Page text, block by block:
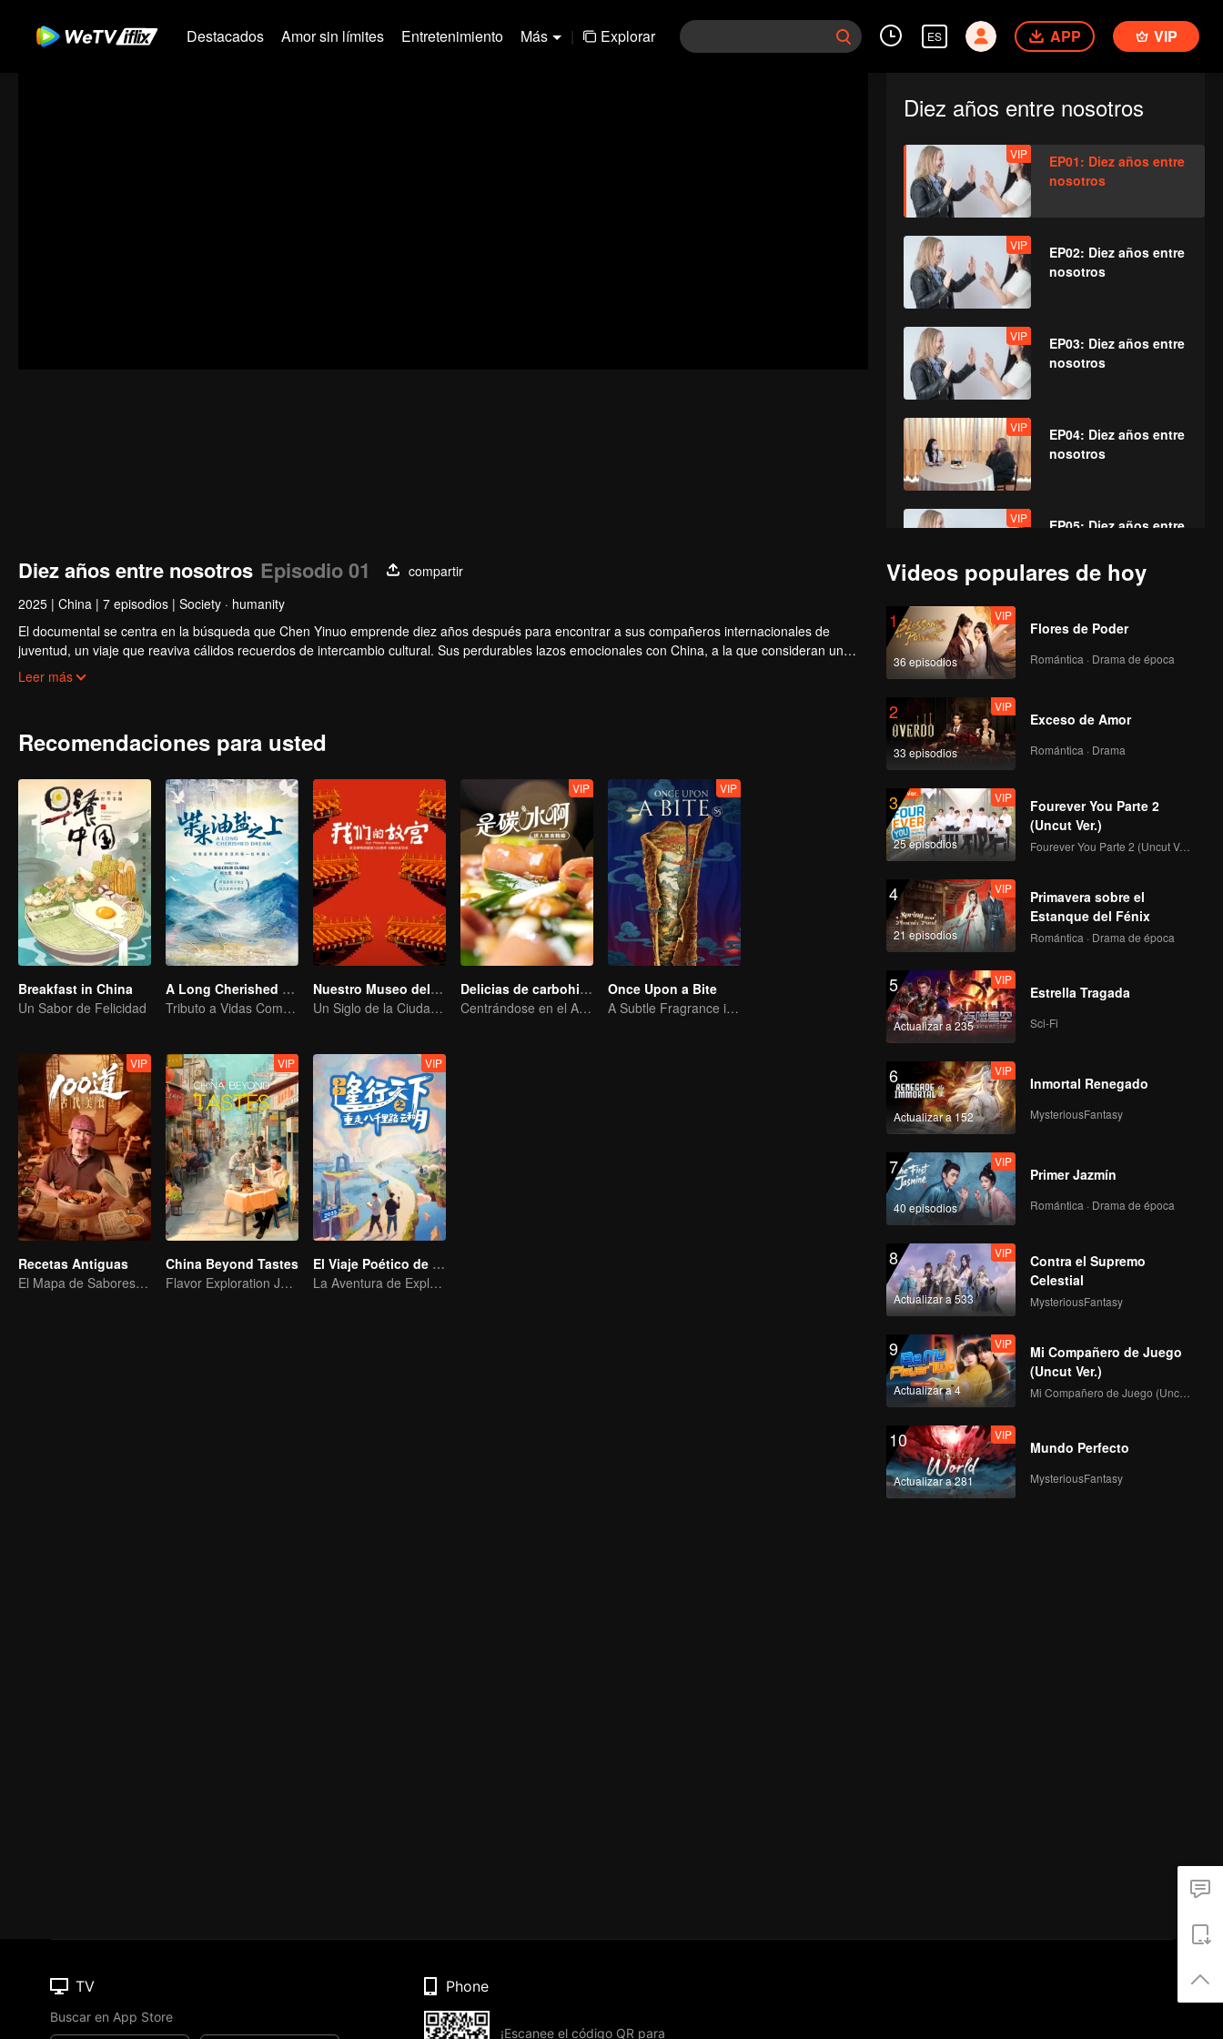
Destacados Amor sin límites Entretenimiento Más | Explorar ES APP VIP
Diez años entre nosotros
VIP
EP01: Diez años entre
nosotros
VIP
EP02: Diez años entre
nosotros
VIP
EP03: Diez años entre
nosotros
VIP
EP04: Diez años entre
nosotros
VIP
EP05: Diez años entre
VIP
nosotros
VIP
nosotros
Diez años entre nosotros Episodio 01
compartir
2025 | China | 7 episodios | Society · humanity
El documental se centra en la búsqueda que Chen Yinuo emprende diez años después para encontrar a sus compañeros internacionales de
juventud, un viaje que reaviva cálidos recuerdos de intercambio cultural. Sus perdurables lazos emocionales con China, a la que consideran un
"segundo hogar", subrayan el atractivo cultural del país y su impacto en el desarrollo.
Leer más
Recomendaciones para usted
Breakfast in China
Un Sabor de Felicidad
A Long Cherished Dream
Tributo a Vidas Comunes
Nuestro Museo del Palacio
Un Siglo de la Ciudad Prohibida en una Mirada
VIP
Delicias de carbohidratos: colección de comidas irresistibles
Centrándose en el Atractivo de los Alimentos Básicos de Carbohidratos
VIP
Once Upon a Bite
A Subtle Fragrance in Flavor
VIP
Recetas Antiguas
El Mapa de Sabores de China
VIP
China Beyond Tastes
Flavor Exploration Journey of Chen Xiaoqing
VIP
El Viaje Poético de Long por China
La Aventura de Exploración con Nicholas Wu y Xing Aowei
Videos populares de hoy
1
36 episodios
VIP
Flores de Poder
Romántica · Drama de época
2
33 episodios
VIP
Exceso de Amor
Romántica · Drama
3
25 episodios
VIP
Fourever You Parte 2
(Uncut Ver.)
Fourever You Parte 2 (Uncut Ver.)
4
21 episodios
VIP
Primavera sobre el
Estanque del Fénix
Romántica · Drama de época
5
Actualizar a 235
VIP
Estrella Tragada
Sci-Fi
6
Actualizar a 152
VIP
Inmortal Renegado
MysteriousFantasy
7
40 episodios
VIP
Primer Jazmín
Romántica · Drama de época
8
Actualizar a 533
VIP
Contra el Supremo
Celestial
MysteriousFantasy
9
Actualizar a 4
VIP
Mi Compañero de Juego
(Uncut Ver.)
Mi Compañero de Juego (Uncut Ver.)
10
Actualizar a 281
VIP
Mundo Perfecto
MysteriousFantasy
TV
Buscar en App Store
Phone
¡Escanee el código QR para